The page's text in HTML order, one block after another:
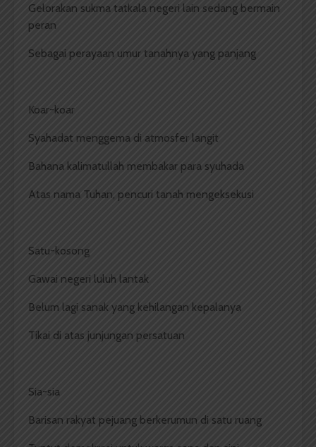
Gelorakan sukma tatkala negeri lain sedang bermain
peran
Sebagai perayaan umur tanahnya yang panjang
Koar-koar
Syahadat menggema di atmosfer langit
Bahana kalimatullah membakar para syuhada
Atas nama Tuhan, pencuri tanah mengeksekusi
Satu-kosong
Gawai negeri luluh lantak
Belum lagi sanak yang kehilangan kepalanya
Tikai di atas junjungan persatuan
Sia-sia
Barisan rakyat pejuang berkerumun di satu ruang